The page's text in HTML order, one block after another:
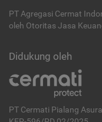
PT Agregasi Cermat
oleh Otoritas Jasa
Didukung oleh
PT Cermati Pialang